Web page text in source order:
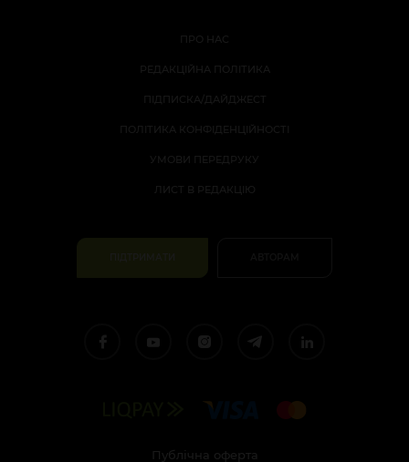
ПРО НАС
РЕДАКЦІЙНА ПОЛІТИКА
ПІДПИСКА/ДАЙДЖЕСТ
ПОЛІТИКА КОНФІДЕНЦІЙНОСТІ
УМОВИ ПЕРЕДРУКУ
ЛИСТ В РЕДАКЦІЮ
Публічна оферта